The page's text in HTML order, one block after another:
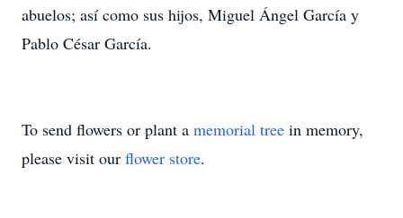
abuelos; así como sus hijos, Miguel Ángel García y
Pablo César García.
To send flowers or plant a memorial tree in memory,
please visit our flower store.